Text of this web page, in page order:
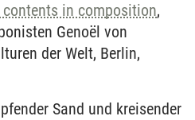
in composition,
Genoël von
der Welt, Berlin,
Sand und kreisender